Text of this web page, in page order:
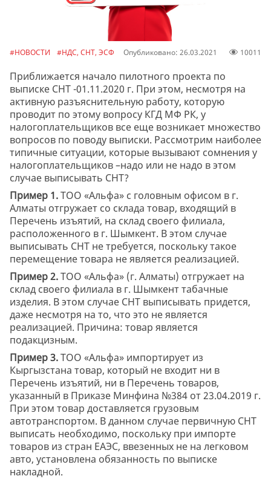
#НОВОСТИ #НДС, СНТ, ЭСФ Опубликовано: 26.03.2021 10011
Приближается начало пилотного проекта по
выписке СНТ -01.11.2020 г. При этом, несмотря на
активную разъяснительную работу, которую
проводит по этому вопросу КГД МФ РК, у
налогоплательщиков все еще возникает множество
вопросов по поводу выписки. Рассмотрим наиболее
типичные ситуации, которые вызывают сомнения у
налогоплательщиков –надо или не надо в этом
случае выписывать СНТ?
Пример 1.ТОО «Альфа» с головным офисом в г.
Алматы отгружает со склада товар, входящий в
Перечень изъятий, на склад своего филиала,
расположенного в г. Шымкент. В этом случае
выписывать СНТ не требуется, поскольку такое
перемещение товара не является реализацией.
Пример 2.ТОО «Альфа» (г. Алматы) отгружает на
склад своего филиала в г. Шымкент табачные
изделия. В этом случае СНТ выписывать придется,
даже несмотря на то, что это не является
реализацией. Причина: товар является
подакцизным.
Пример 3.ТОО «Альфа» импортирует из
Кыргызстана товар, который не входит ни в
Перечень изъятий, ни в Перечень товаров,
указанный в Приказе Минфина №384 от 23.04.2019 г.
При этом товар доставляется грузовым
автотранспортом. В данном случае первичную СНТ
выписать необходимо, поскольку при импорте
товаров из стран ЕАЭС, ввезенных не на легковом
авто, установлена обязанность по выписке
накладной.